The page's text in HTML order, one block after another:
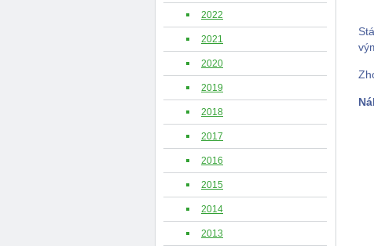
2022
2021
2020
2019
2018
2017
2016
2015
2014
2013